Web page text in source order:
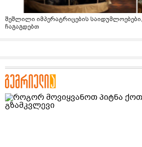
შეშლილი იმპერატრიცების
ჩაგაგდებთ